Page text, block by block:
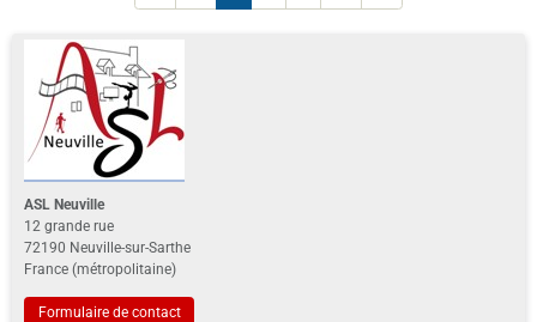
ASL Neuville
12 grande rue
72190 Neuville-sur-Sarthe
France (métropolitaine)
Formulaire de contact